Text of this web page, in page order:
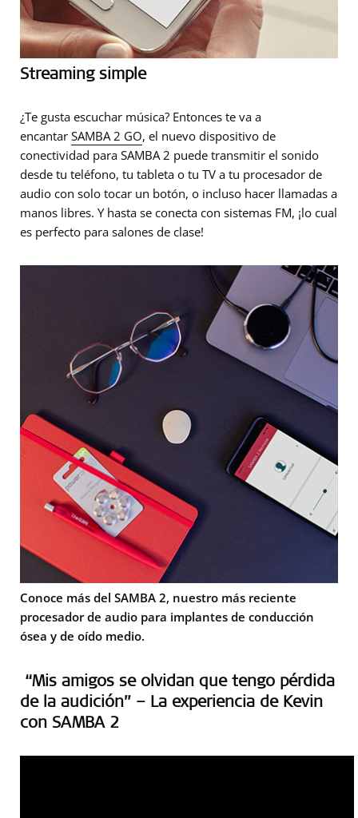
Streaming simple
¿Te gusta escuchar música? Entonces te va a
encantar SAMBA 2 GO, el nuevo dispositivo de
conectividad para SAMBA 2 puede transmitir el sonido
desde tu teléfono, tu tableta o tu TV a tu procesador de
audio con solo tocar un botón, o incluso hacer llamadas a
manos libres. Y hasta se conecta con sistemas FM, ¡lo cual
es perfecto para salones de clase!
Conoce más del SAMBA 2, nuestro más reciente
procesador de audio para implantes de conducción
ósea y de oído medio.
“Mis amigos se olvidan que tengo pérdida
de la audición” – La experiencia de Kevin
con SAMBA 2